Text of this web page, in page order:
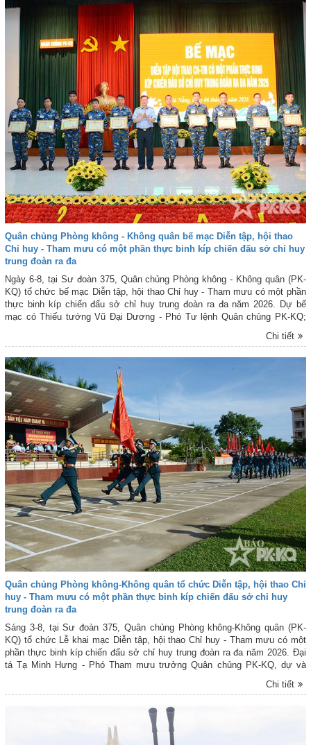
Quân chủng Phòng không - Không quân bế mạc Diễn tập, hội thao
Chỉ huy - Tham mưu có một phần thực binh kíp chiến đấu sở chỉ huy
trung đoàn ra đa
Ngày 6-8, tại Sư đoàn 375, Quân chủng Phòng không - Không quân (PK-
KQ) tổ chức bế mạc Diễn tập, hội thao Chỉ huy - Tham mưu có một phần
thực binh kíp chiến đấu sở chỉ huy trung đoàn ra đa năm 2026. Dự bế
mạc có Thiếu tướng Vũ Đại Dương - Phó Tư lệnh Quân chủng PK-KQ;
trong Ban Chỉ đạo, Ban Tổ chức, Ban Giám khảo; đại biểu cơ quan chức
tham gia Diễn tập, hội thao.
Chi tiết
Quân chủng Phòng không-Không quân tổ chức Diễn tập, hội thao Chỉ
huy - Tham mưu có một phần thực binh kíp chiến đấu sở chỉ huy
trung đoàn ra đa
Sáng 3-8, tại Sư đoàn 375, Quân chủng Phòng không-Không quân (PK-
KQ) tổ chức Lễ khai mạc Diễn tập, hội thao Chỉ huy - Tham mưu có một
phần thực binh kíp chiến đấu sở chỉ huy trung đoàn ra đa năm 2026. Đại
tá Tạ Minh Hưng - Phó Tham mưu trưởng Quân chủng PK-KQ, dự và
bạn trên địa bàn thành phố Đà Nẵng và cấp ủy, chính quyền địa phương.
đa trực thuộc các sư đoàn phòng không trong Quân chủng PK-KQ.
Chi tiết